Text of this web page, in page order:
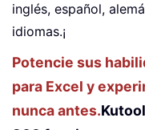
inglés, español,
idiomas.¡
Potencie sus
para Excel y
nunca antes.